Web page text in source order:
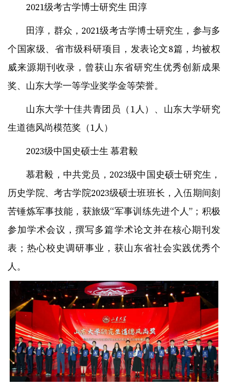
2021级考古学博士研究生 田淳
田淳，群众，2021级考古学博士研究生，参与多
个国家级、省市级科研项目，发表论文8篇，均被权
威来源期刊收录，曾获山东省研究生优秀创新成果
奖、山东大学一等学业奖学金等荣誉。
山东大学十佳共青团员（1人）、山东大学研究
生道德风尚模范奖（1人）
2023级中国史硕士生 慕君毅
慕君毅，中共党员，2023级中国史硕士研究生，
历史学院、考古学院2023级硕士班班长，入伍期间刻
苦锤炼军事技能，获旅级“军事训练先进个人”；积极
参加学术会议，撰写多篇学术论文并在核心期刊发
表；热心校史调研事业，获山东省社会实践优秀个
人。